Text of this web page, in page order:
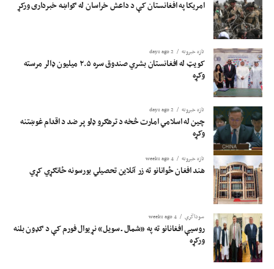
امریکا په افغانستان کې د داعش خراسان له ګواښه خبرداری ورکړ
تازه خبرونه 2 days ago
کویټ له افغانستان بشري صندوق سره ۲.۵ میلیون ډالر مرسته
وکړه
تازه خبرونه 2 days ago
چین له اسلامي امارت څخه د ترهګرو ډلو پر ضد د اقدام غوښتنه
وکړه
تازه خبرونه 4 weeks ago
هند افغان ځوانانو ته زر آنلاین تحصیلي بورسونه ځانګړي کړي
سوداگري 4 weeks ago
روسیې افغانانو ته په «شمال ـ سویل» نړیوال فورم کې د ګډون بلنه
ورکړه